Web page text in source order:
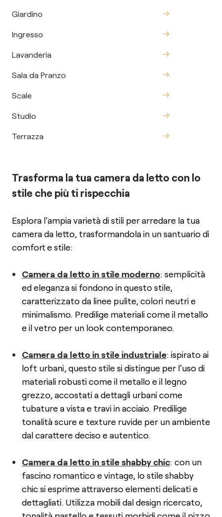
Giardino
Ingresso
Lavanderia
Sala da Pranzo
Scale
Studio
Terrazza
Trasforma la tua camera da letto con lo
stile che più ti rispecchia
Esplora l'ampia varietà di stili per arredare la tua
camera da letto, trasformandola in un santuario di
comfort e stile:
Camera da letto in stile moderno: semplicità
ed eleganza si fondono in questo stile,
caratterizzato da linee pulite, colori neutri e
minimalismo. Predilige materiali come il metallo
e il vetro per un look contemporaneo.
Camera da letto in stile industriale: ispirato ai
loft urbani, questo stile si distingue per l'uso di
materiali robusti come il metallo e il legno
grezzo, accostati a dettagli urbani come
tubature a vista e travi in acciaio. Predilige
tonalità scure e texture ruvide per un ambiente
dal carattere deciso e autentico.
Camera da letto in stile shabby chic: con un
fascino romantico e vintage, lo stile shabby
chic si esprime attraverso elementi delicati e
dettagliati. Utilizza mobili dal design ricercato,